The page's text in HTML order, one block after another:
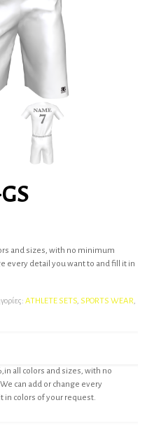
and sizes, with no minimum
every detail you want to and fill it in
ATHLETE SETS, SPORTS WEAR,
all colors and sizes, with no
can add or change every
in colors of your request.